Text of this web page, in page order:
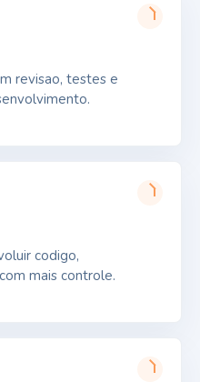
revisao, testes e
codigo,
mais controle.